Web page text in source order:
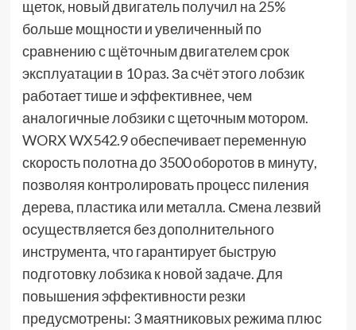
щеток, новый двигатель получил на 25%
больше мощности и увеличенный по
сравнению с щёточным двигателем срок
эксплуатации в 10 раз. За счёт этого лобзик
работает тише и эффективнее, чем
аналогичные лобзики с щеточным мотором.
WORX WX542.9 обеспечивает переменную
скорость полотна до 3500 оборотов в минуту,
позволяя контролировать процесс пиления
дерева, пластика или металла. Смена лезвий
осуществляется без дополнительного
инструмента, что гарантирует быструю
подготовку лобзика к новой задаче. Для
повышения эффективности резки
предусмотрены: 3 маятниковых режима плюс